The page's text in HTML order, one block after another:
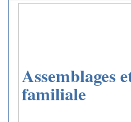
Assemblages
familiale